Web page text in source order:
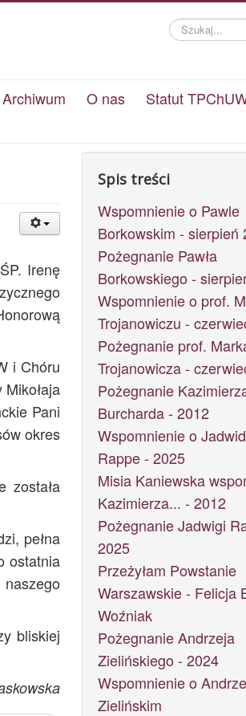
Szukaj...
Archiwum O nas
Statut
Irenę
i Chóru
Pani
okres
została
pełna
ostatnia
bliskiej
Spis treści
Wspomnienie o Pawle
Borkowskim - sierpień
Pożegnanie Pawła
Borkowskiego -
Wspomnienie o prof.
Trojanowiczu -
Pożegnanie prof.
Trojanowicza -
Pożegnanie
Burcharda - 2012
Wspomnienie o
Rappe - 2025
Misia Kaniewska
Kazimierza... - 2012
Pożegnanie Jadwigi
2025
Przeżyłam Powstanie
Warszawskie - Felicja
Woźniak
Pożegnanie Andrzeja
Zielińskiego - 2024
Wspomnienie o
Zielińskim